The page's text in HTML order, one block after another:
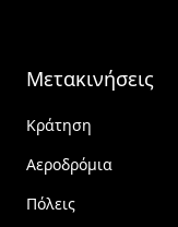
Μετακινήσεις
Κράτηση
Αεροδρόμια
Πόλεις